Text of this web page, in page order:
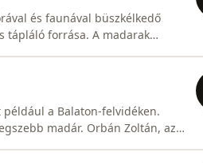
és faunával büszkélkedő
tápláló forrása. A madarak
a Balaton-felvidéken.
madár. Orbán Zoltán, az